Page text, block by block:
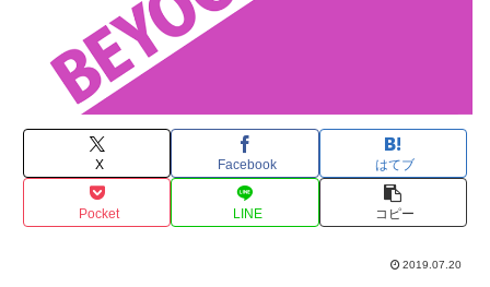
X Facebook はてブ
Pocket LINE コピー
2019.07.20